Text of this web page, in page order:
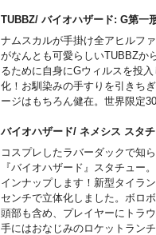
- グローブ付きホールディングウ
- グローブ付リラックスハンドx2
トレンチコート
スカーフ
サングラス
赤色ドレス
黒色タイツ
ショルダーホルスター
チョーカー
ブレスレット
時計
ID リストタグ
ブルームHc ハンドガン
EMFスキャナープロジェクター
TUBBZ/ バイオハザード: G第
ナムスカルが手掛け全アヒルフ
がなんとも可愛らしいTUBBZか
るために自身にGウィルスを投
化！お馴染みの手すりを引きち
ージはもちろん健在。世界限定
バイオハザード/ ネメシス ス
コスプレしたラバーダックで知
『バイオハザード』スタチュー
インナップします！新型タイラ
センチで立体化しました。ボロ
頭部も含め、プレイヤーにトラ
手にはおなじみのロケットラン